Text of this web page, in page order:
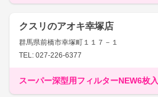
クスリのアオキ幸塚店
群馬県前橋市幸塚町１１７－１
TEL: 027-226-6377
スーパー深型用フィルターNEW6枚入